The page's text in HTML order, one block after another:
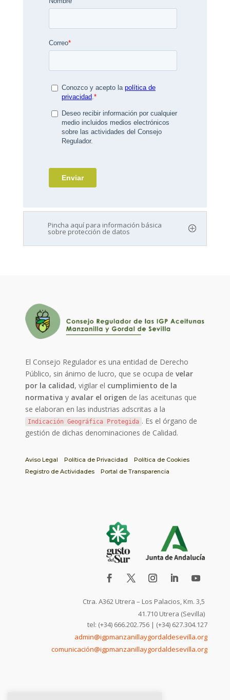
Pincha aquí para información básica
sobre protección de datos
El Consejo Regulador es una entidad de Derecho
Público, sin ánimo de lucro, que se ocupa develar
por la calidad, vigilar el cumplimiento de la
normativa y avalar el origen de las aceitunas que
se elaboran en las industrias adscritas a la
Indicación Geográfica Protegida . Es el órgano de
gestión de dichas denominaciones de Calidad.
Aviso Legal Política de Privacidad
Política de Cookies
Registro de Actividades
Portal de Transparencia
Ctra. A362 Utrera – Los Palacios, Km. 3,5
41.710 Utrera (Sevilla)
tel: (+34) 666.202.756 | (+34) 627.304.127
admin@igpmanzanillaygordaldesevilla.org
comunicación@igpmanzanillaygordaldesevilla.org